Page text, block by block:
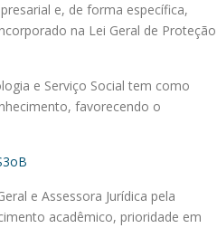
e, de forma específica,
na Lei Geral de Proteção
e Serviço Social tem como
favorecendo o
e Assessora Jurídica pela
acadêmico, prioridade em